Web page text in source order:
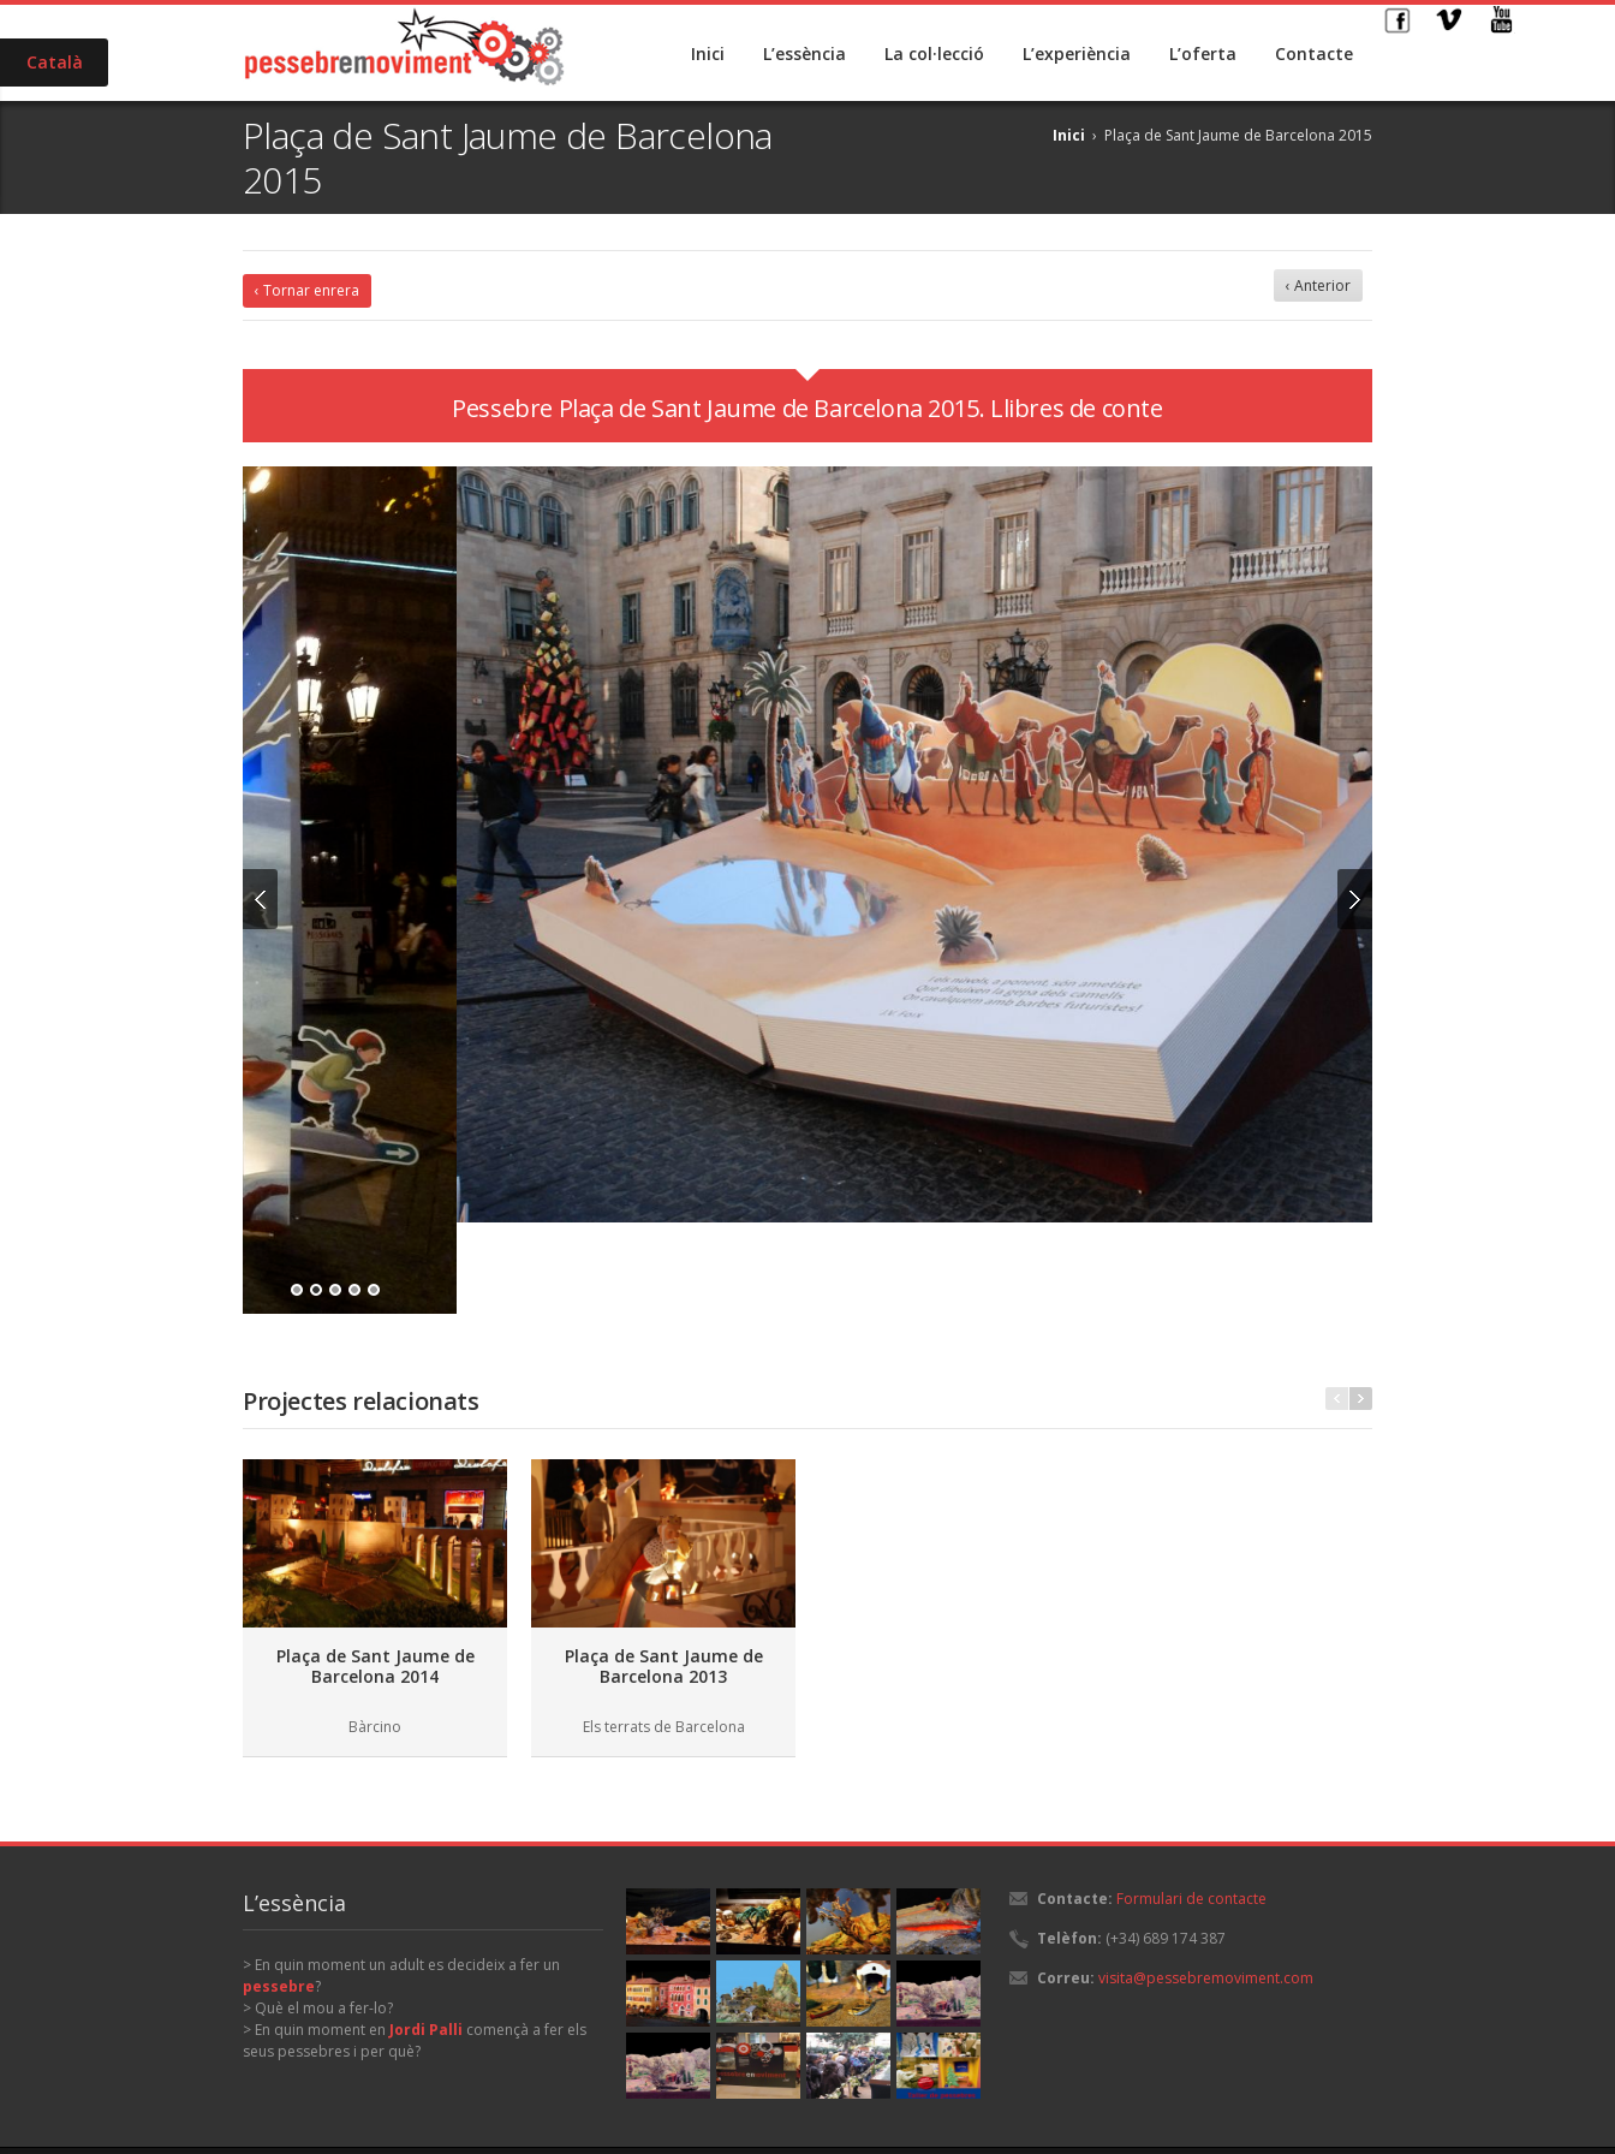
Català Inici L’essència La col·lecció L’experiència L’oferta Contacte
Plaça de Sant Jaume de Barcelona
2015
Inici › Plaça de Sant Jaume de Barcelona 2015
‹ Tornar enrera ‹ Anterior
Pessebre Plaça de Sant Jaume de Barcelona 2015. Llibres de conte
Plaça de Sant Jaume de
Barcelona 2014
Bàrcino
Plaça de Sant Jaume de
Barcelona 2013
Els terrats de Barcelona
> En quin moment un adult es decideix a fer un
> Què el mou a fer-lo?
> En quin moment en
seus pessebres i per què?
Telèfon:(+34) 689 174 387
Correu: visita@pessebremoviment.com